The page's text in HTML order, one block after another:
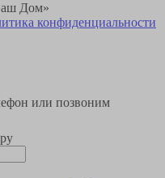
Дом»
конфиденциальности
или позвоним